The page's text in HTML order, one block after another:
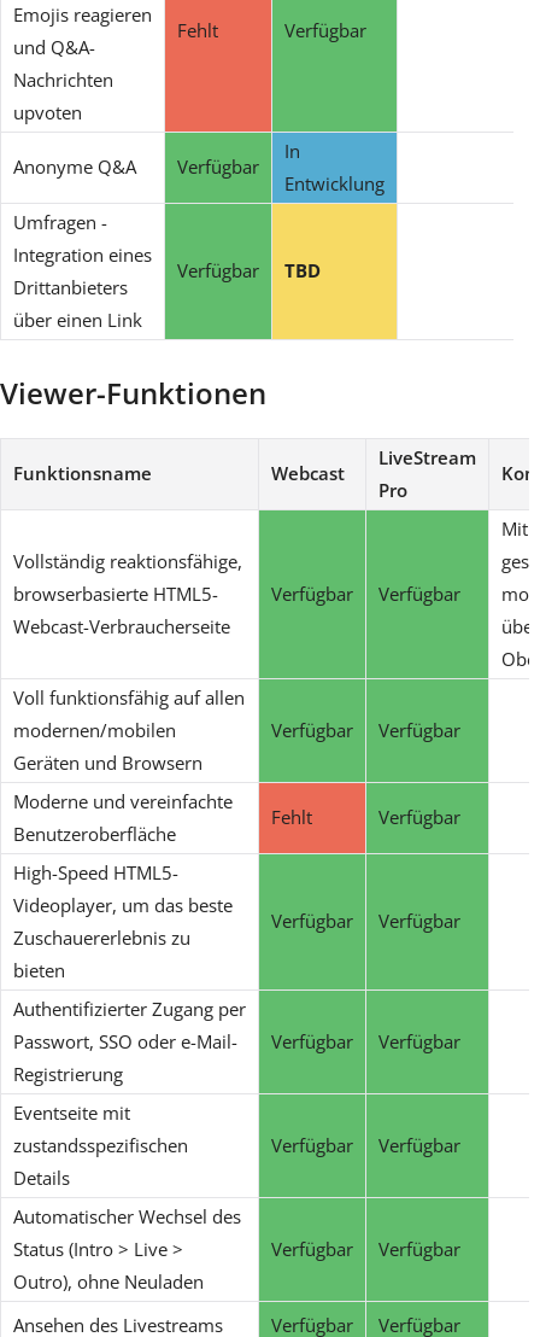
Emojis reagieren
und Q&A-
Nachrichten
upvoten
Fehlt Verfügbar
Anonyme Q&A Verfügbar
In
Entwicklung
Umfragen -
Integration eines
Drittanbieters
über einen Link
Verfügbar TBD
Viewer-Funktionen
Funktionsname Webcast
LiveStream
Pro
Vollständig reaktionsfähige,
browserbasierte HTML5-
Webcast-Verbraucherseite
Verfügbar Verfügbar
Mit
Voll funktionsfähig auf allen
modernen/mobilen
Geräten und Browsern
Verfügbar Verfügbar
Moderne und vereinfachte
Benutzeroberfläche
Fehlt Verfügbar
High-Speed HTML5-
Videoplayer, um das beste
Zuschauererlebnis zu
bieten
Verfügbar Verfügbar
Authentifizierter Zugang per
Passwort, SSO oder e-Mail-
Registrierung
Verfügbar Verfügbar
Eventseite mit
zustandsspezifischen
Details
Verfügbar Verfügbar
Automatischer Wechsel des
Status (Intro > Live >
Outro), ohne Neuladen
Verfügbar Verfügbar
Ansehen des Livestreams Verfügbar Verfügbar